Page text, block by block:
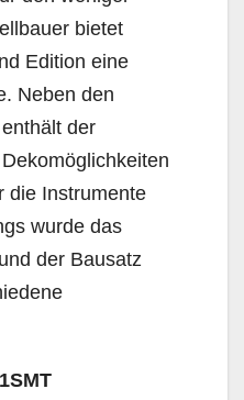
bietet
Edition eine
Neben den
der
die Instrumente
wurde das
der Bausatz